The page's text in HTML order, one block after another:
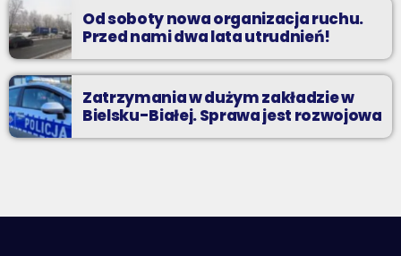
Od soboty nowa organizacja ruchu.
Przed nami dwa lata utrudnień!
Zatrzymania w dużym zakładzie w
Bielsku-Białej. Sprawa jest rozwojowa